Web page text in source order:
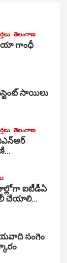
తెలంగాణ
గాంధీ
సాయిలు
తెలంగాణ
ఐటీడీఏ
చేయాలి…
సంగెం